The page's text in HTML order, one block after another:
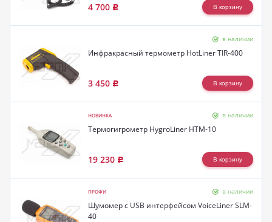
4 700 Р
в наличии
Инфракрасный термометр HotLiner TIR-400
3 450 Р
НОВИНКА в наличии
Термогигрометр HygroLiner HTM-10
19 230 Р
ПРОФИ в наличии
Шумомер с USB интерфейсом VoiceLiner SLM-
40